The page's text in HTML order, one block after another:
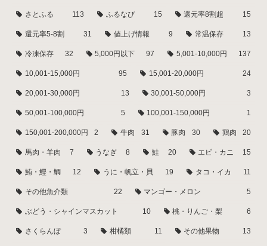
さとふる 113 ふるなび 15 還元率8割超 15
還元率5-8割 31 値上げ情報 9 常温保存 13
冷凍保存 32 5,000円以下 97 5,001-10,000円 137
10,001-15,000円 95 15,001-20,000円 24
20,001-30,000円 13 30,001-50,000円 3
50,001-100,000円 5 100,001-150,000円 1
150,001-200,000円 2 牛肉 31 豚肉 30 鶏肉 20
馬肉・羊肉 7 うなぎ 8 鮭 20 エビ・カニ 15
鮪・鰹・鯛 12 うに・帆立・貝 19 タコ・イカ 11
その他魚介類 22 マンゴー・メロン 5
ぶどう・シャインマスカット 10 桃・りんご・梨 6
さくらんぼ 3 柑橘類 11 その他果物 13